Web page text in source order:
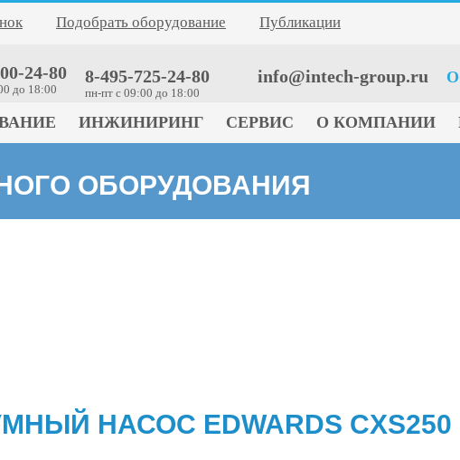
Подобрать оборудование Публикации
24-80
до 18:00
8-495-725-24-80
пн-пт c 09:00 до 18:00
info@intech-group.ru
ИНЖИНИРИНГ СЕРВИС О КОМПАНИИ
ОБОРУДОВАНИЯ
НАСОС EDWARDS CXS250